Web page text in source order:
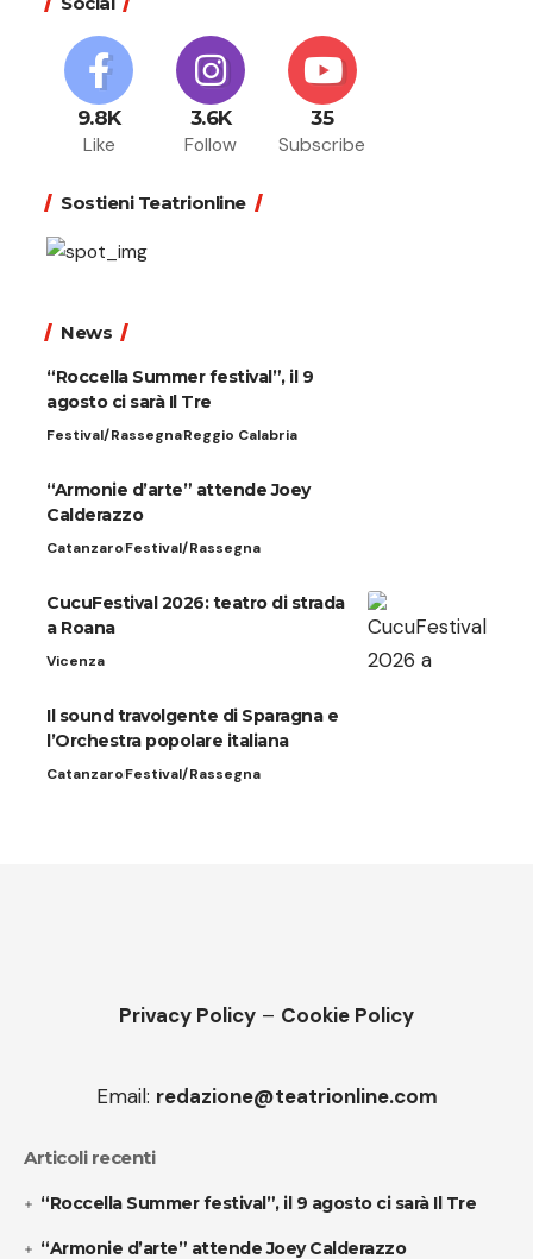
9.8K
Like
3.6K
Follow
35
Subscribe
Sostieni Teatrionline
News
“Roccella Summer festival”, il 9
agosto ci sarà Il Tre
Festival/RassegnaReggio Calabria
“Armonie d’arte” attende Joey
Calderazzo
CatanzaroFestival/Rassegna
CucuFestival 2026: teatro di strada
a Roana
Vicenza
Il sound travolgente di Sparagna e
l’Orchestra popolare italiana
CatanzaroFestival/Rassegna
Privacy Policy – Cookie Policy
Email: redazione@teatrionline.com
Articoli recenti
“Roccella Summer festival”, il 9 agosto ci sarà Il Tre
“Armonie d’arte” attende Joey Calderazzo